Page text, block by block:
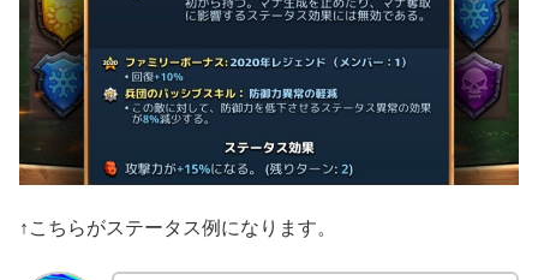
↑こちらがステータス例になります。